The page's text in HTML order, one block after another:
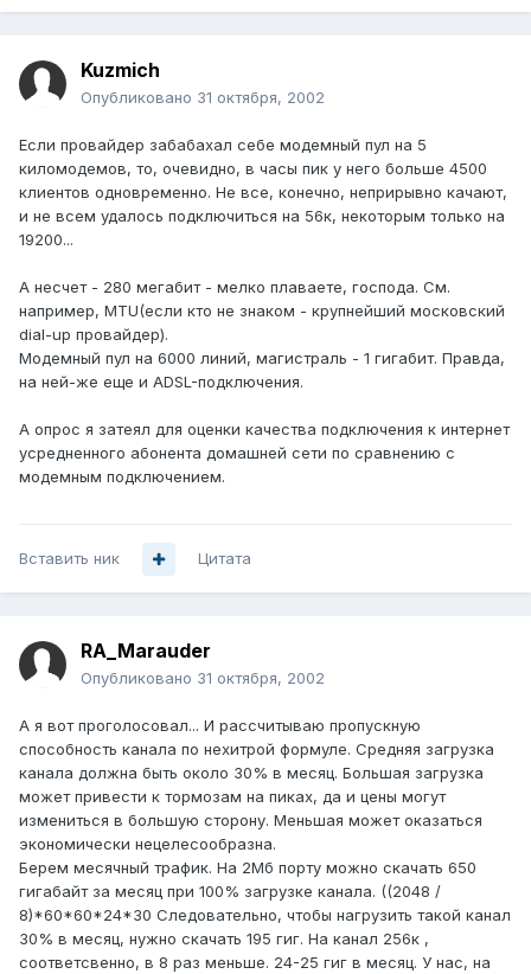
Kuzmich
Опубликовано 31 октября, 2002
Если провайдер забабахал себе модемный пул на 5
киломодемов, то, очевидно, в часы пик у него больше 4500
клиентов одновременно. Не все, конечно, неприрывно качают,
и не всем удалось подключиться на 56к, некоторым только на
19200...
А несчет - 280 мегабит - мелко плаваете, господа. См.
например, MTU(если кто не знаком - крупнейший московский
dial-up провайдер).
Модемный пул на 6000 линий, магистраль - 1 гигабит. Правда,
на ней-же еще и ADSL-подключения.
А опрос я затеял для оценки качества подключения к интернет
усредненного абонента домашней сети по сравнению с
модемным подключением.
Вставить ник Цитата
RA_Marauder
Опубликовано 31 октября, 2002
А я вот проголосовал... И рассчитываю пропускную
способность канала по нехитрой формуле. Средняя загрузка
канала должна быть около 30% в месяц. Большая загрузка
может привести к тормозам на пиках, да и цены могут
измениться в большую сторону. Меньшая может оказаться
экономически нецелесообразна.
Берем месячный трафик. На 2Мб порту можно скачать 650
гигабайт за месяц при 100% загрузке канала. ((2048 /
8)*60*60*24*30 Следовательно, чтобы нагрузить такой канал
30% в месяц, нужно скачать 195 гиг. На канал 256к ,
соответсвенно, в 8 раз меньше. 24-25 гиг в месяц. У нас, на